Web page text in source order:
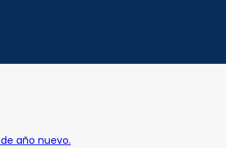
año nuevo.